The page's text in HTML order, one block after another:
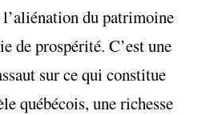
du patrimoine
de prospérité. C’est une
sur ce qui constitue
québécois, une richesse